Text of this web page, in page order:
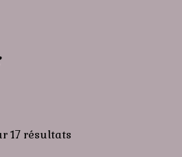
17 résultats